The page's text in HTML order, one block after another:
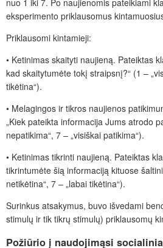
nuo 1 iki 7. Po naujienomis pateikiami
eksperimento priklausomus
Priklausomi kintamieji:
• Ketinimas skaityti naujieną. Pateiktas
kad skaitytumėte tokį straipsnį?“ (1 –
tikėtina“).
• Melagingos ir tikros naujienos
„Kiek pateikta informacija Jums atrodo
nepatikima“, 7 – „visiškai patikima“).
• Ketinimas tikrinti naujieną. Pateiktas
tikrintumėte šią informaciją kituose
netikėtina“, 7 – „labai tikėtina“).
Surinkus atsakymus, buvo išvedami
stimulų ir tik tikrų stimulų) priklausomų
Požiūrio į naudojimąsi